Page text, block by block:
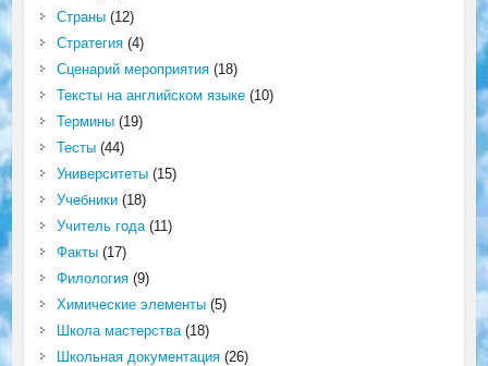
Страны(12)
Стратегия(4)
Сценарий мероприятия(18)
Тексты на английском языке(10)
Термины(19)
Тесты(44)
Университеты(15)
Учебники(18)
Учитель года(11)
Факты(17)
Филология(9)
Химические элементы(5)
Школа мастерства(18)
Школьная документация(26)